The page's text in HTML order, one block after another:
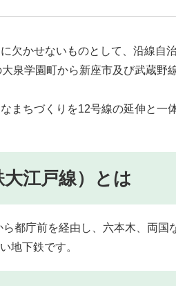
欠かせないものとして、沿線自
泉学園町から新座市及び武蔵野
まちづくりを12号線の延伸と一
江戸線）とは
都庁前を経由し、六本木、両国
地下鉄です。